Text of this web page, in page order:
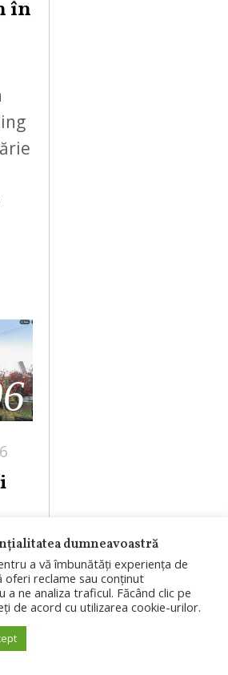
în
dumneavoastră
a vă îmbunătăți experiența de
oferi reclame sau conținut
a ne analiza traficul. Făcând clic pe
de acord cu utilizarea cookie-urilor.